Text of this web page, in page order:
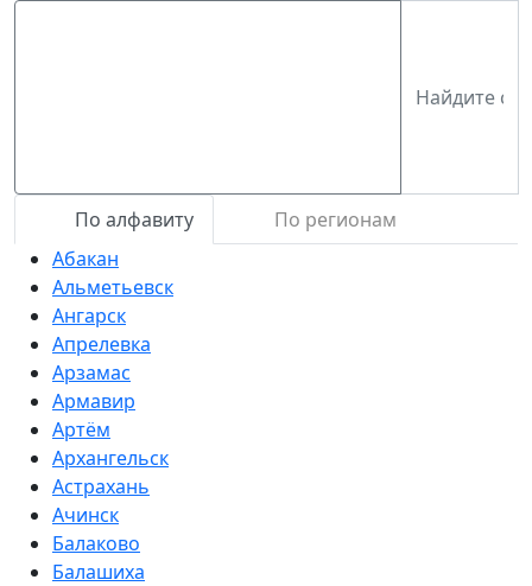
По алфавиту
По регионам
Абакан
Альметьевск
Ангарск
Апрелевка
Арзамас
Армавир
Артём
Архангельск
Астрахань
Ачинск
Балаково
Балашиха